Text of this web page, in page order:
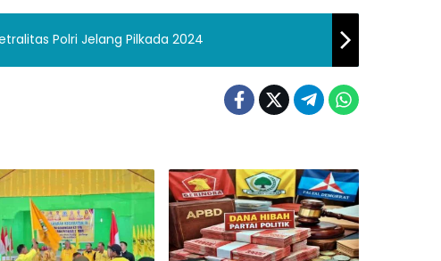
Polri Jelang Pilkada 2024